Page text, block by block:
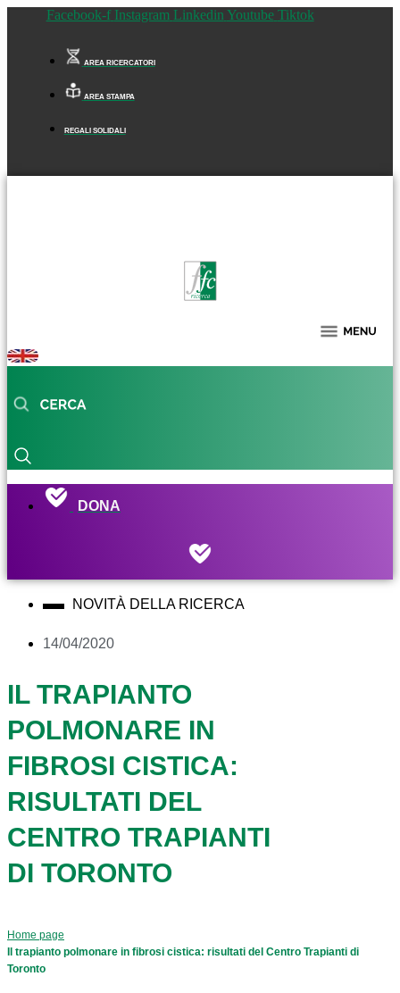
Facebook-f Instagram Linkedin Youtube Tiktok
AREA RICERCATORI
AREA STAMPA
REGALI SOLIDALI
DONA
NOVITÀ DELLA RICERCA
14/04/2020
IL TRAPIANTO
POLMONARE IN
FIBROSI CISTICA:
RISULTATI DEL
CENTRO TRAPIANTI
DI TORONTO
Home page
Il trapianto polmonare in fibrosi cistica: risultati del Centro Trapianti di
Toronto